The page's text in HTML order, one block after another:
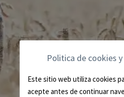
Politica de cookies
Este sitio web utiliza cookies
acepte antes de continuar